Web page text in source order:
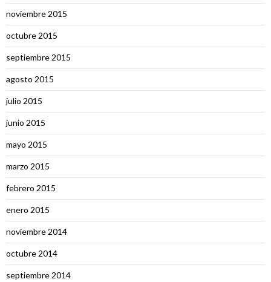
noviembre 2015
octubre 2015
septiembre 2015
agosto 2015
julio 2015
junio 2015
mayo 2015
marzo 2015
febrero 2015
enero 2015
noviembre 2014
octubre 2014
septiembre 2014